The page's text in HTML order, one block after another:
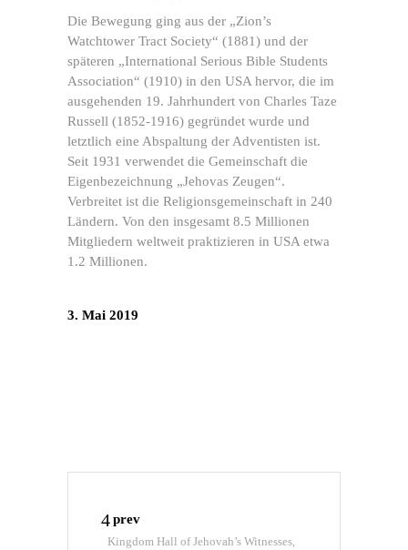
Die Bewegung ging aus der „Zion’s
Watchtower Tract Society“ (1881) und der
späteren „International Serious Bible Students
Association“ (1910) in den USA hervor, die im
ausgehenden 19. Jahrhundert von Charles Taze
Russell (1852-1916) gegründet wurde und
letztlich eine Abspaltung der Adventisten ist.
Seit 1931 verwendet die Gemeinschaft die
Eigenbezeichnung „Jehovas Zeugen“.
Verbreitet ist die Religionsgemeinschaft in 240
Ländern. Von den insgesamt 8.5 Millionen
Mitgliedern weltweit praktizieren in USA etwa
1.2 Millionen.
3. Mai 2019
prev
Kingdom Hall of Jehovah’s Witnesses,